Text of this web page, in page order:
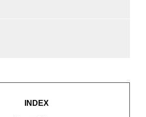
INDEX